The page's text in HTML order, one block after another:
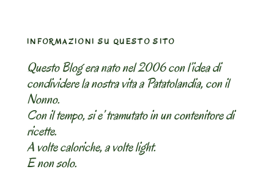
INFORMAZIONI SU QUESTO SITO
Questo Blog era nato nel 2006 con l’idea di
condividere la nostra vita a Patatolandia, con il
Nonno.
Con il tempo, si e’ tramutato in un contenitore di
ricette.
A volte caloriche, a volte light.
E non solo.